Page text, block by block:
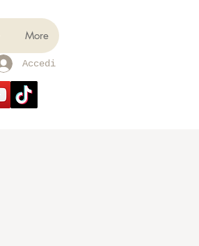
More
Accedi